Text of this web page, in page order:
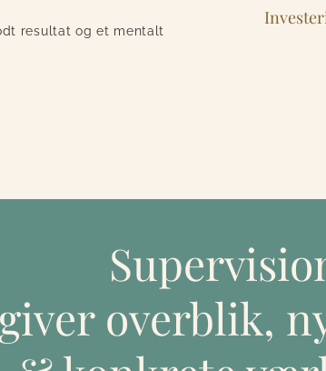
resultat og et mentalt
giver overblik,